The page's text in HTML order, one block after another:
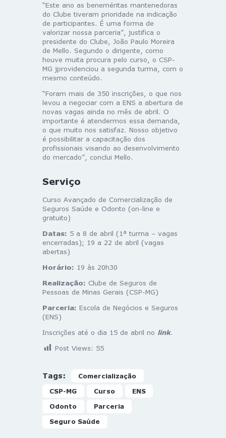
“Este ano as beneméritas mantenedoras
do Clube tiveram prioridade na indicação
de participantes. É uma forma de
valorizar nossa parceria”, justifica o
presidente do Clube, João Paulo Moreira
de Mello. Segundo o dirigente, como
houve muita procura pelo curso, o CSP-
MG jprovidenciou a segunda turma, com o
mesmo conteúdo.
“Foram mais de 350 inscrições, o que nos
levou a negociar com a ENS a abertura de
novas vagas ainda no mês de abril. O
importante é atendermos essa demanda,
o que muito nos satisfaz. Nosso objetivo
é possibilitar a capacitação dos
profissionais visando ao desenvolvimento
do mercado”, conclui Mello.
Serviço
Curso Avançado de Comercialização de
Seguros Saúde e Odonto (on-line e
gratuito)
Datas: 5 a 8 de abril (1ª turma – vagas
encerradas); 19 a 22 de abril (vagas
abertas)
Horário: 19 às 20h30
Realização: Clube de Seguros de
Pessoas de Minas Gerais (CSP-MG)
Parceria: Escola de Negócios e Seguros
(ENS)
Inscrições até o dia 15 de abril no link.
Post Views: 55
Tags: Comercialização
CSP-MG Curso ENS
Odonto Parceria
Seguro Saúde